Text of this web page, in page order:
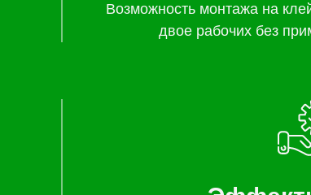
Возможность монтажа на
двое рабочих без